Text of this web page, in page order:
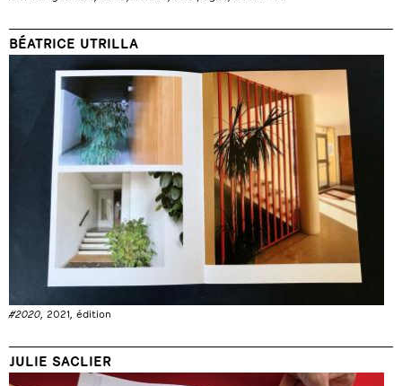
BÉATRICE UTRILLA
#2020, 2021, édition
JULIE SACLIER